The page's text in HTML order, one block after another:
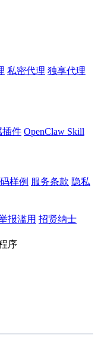
私密代理 独享代理
插件 OpenClaw Skill
样例 服务条款 隐私
报滥用 招贤纳士
序